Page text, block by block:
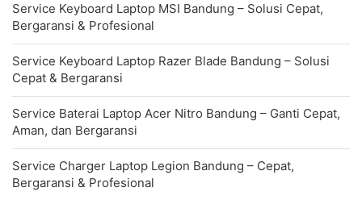
Service Keyboard Laptop MSI Bandung – Solusi Cepat,
Bergaransi & Profesional
Service Keyboard Laptop Razer Blade Bandung – Solusi
Cepat & Bergaransi
Service Baterai Laptop Acer Nitro Bandung – Ganti Cepat,
Aman, dan Bergaransi
Service Charger Laptop Legion Bandung – Cepat,
Bergaransi & Profesional